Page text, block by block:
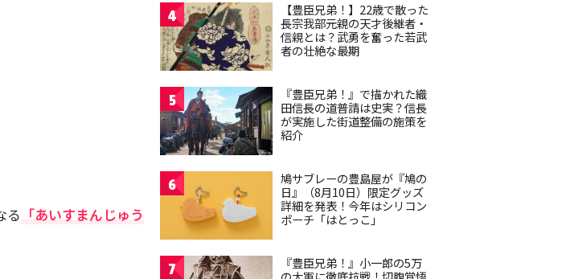
る 「あいすまんじゅう
4
【豊臣兄弟！】22歳で散った
長宗我部元親の天才後継者・
信親とは？武勇を奮った若武
者の壮絶な最期
5
『豊臣兄弟！』で描かれた織
田信長の道普請は史実？信長
が実施した街道整備の施策を
紹介
6
鳩サブレーの豊島屋が『鳩の
日』（8月10日）限定グッズ
詳細を発表！今年はシリコン
ポーチ「はとっこ」
7
『豊臣兄弟！』小一郎の5万